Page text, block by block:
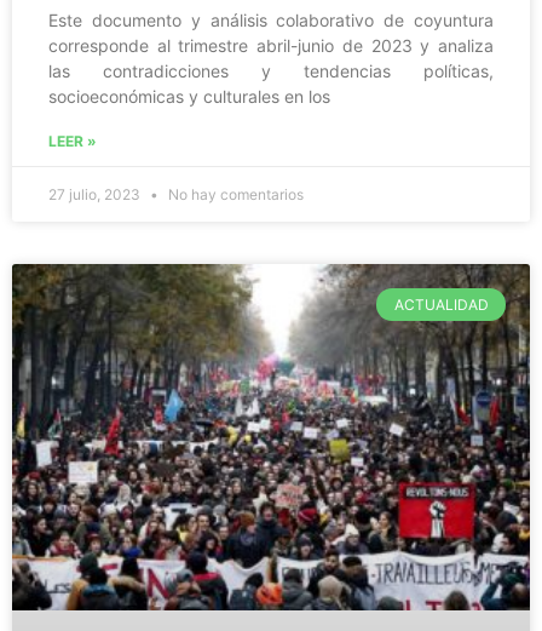
Este documento y análisis colaborativo de coyuntura
corresponde al trimestre abril-junio de 2023 y analiza
las contradicciones y tendencias políticas,
socioeconómicas y culturales en los
LEER »
27 julio, 2023 No hay comentarios
ACTUALIDAD